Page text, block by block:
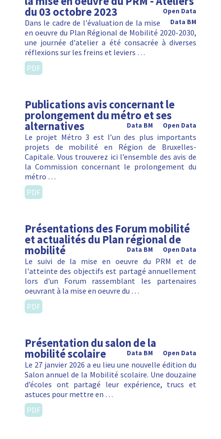
du 03 octobre 2023
Open Data
Data BM
Dans le cadre de l'évaluation de la mise
en oeuvre du Plan Régional de Mobilité 2020-2030,
une journée d'atelier a été consacrée à diverses
réflexions sur les freins et leviers …
PDF
Publications avis concernant le
prolongement du métro et ses
alternatives Open Data
Data BM
Le projet Métro 3 est l’un des plus importants
projets de mobilité en Région de Bruxelles-
Capitale. Vous trouverez ici l’ensemble des avis de
la Commission concernant le prolongement du
métro …
PDF
Présentations des Forum mobilité
et actualités du Plan régional de
mobilité Open Data
Data BM
Le suivi de la mise en oeuvre du PRM et de
l'atteinte des objectifs est partagé annuellement
lors d'un Forum rassemblant les partenaires
oeuvrant à la mise en oeuvre du …
PDF
Présentation du salon de la
mobilité scolaire Open Data
Data BM
Le 27 janvier 2026 a eu lieu une nouvelle édition du
Salon annuel de la Mobilité scolaire. Une douzaine
d’écoles ont partagé leur expérience, trucs et
astuces pour mettre en …
PDF